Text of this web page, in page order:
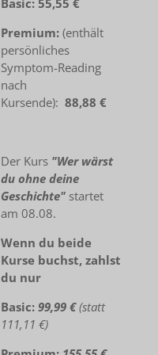
Premium: (enthält
persönliches
Symptom-Reading
nach
Kursende): 88,88 €
Der Kurs "Wer wärst
du ohne deine
Geschichte" startet
am 08.08.
Wenn du beide
Kurse buchst, zahlst
du nur
Basic: 99,99 €(statt
111,11 €)